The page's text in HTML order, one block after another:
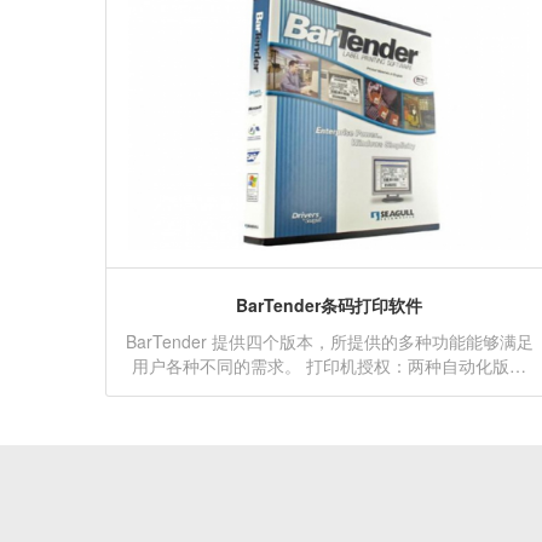
BarTender条码打印软件
BarTender 提供四个版本，所提供的多种功能能够满足
用户各种不同的需求。 打印机授权：两种自动化版本
都不限制网络用户的人数。在这些版本中，授权的依据